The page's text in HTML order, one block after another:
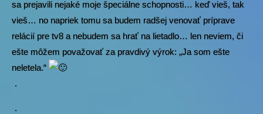
sa prejavili nejaké moje špeciálne schopnosti… keď vieš, tak
vieš… no napriek tomu sa budem radšej venovať príprave
relácií pre tv8 a nebudem sa hrať na lietadlo… len neviem, či
ešte môžem považovať za pravdivý výrok: „Ja som ešte
neletela.“
.
.